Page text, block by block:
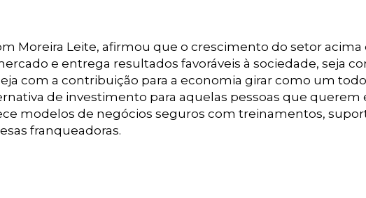
Moreira Leite, afirmou que o crescimento do setor acima
e entrega resultados favoráveis à sociedade, seja
com a contribuição para a economia girar como um
de investimento para aquelas pessoas que
modelos de negócios seguros com treinamentos,
franqueadoras.